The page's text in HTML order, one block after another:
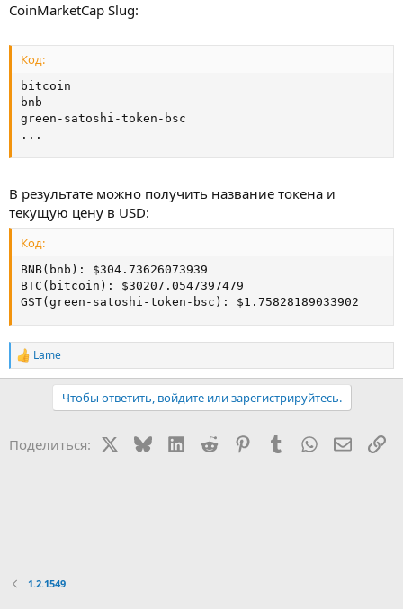
CoinMarketCap Slug:
Код:
bitcoin
bnb
green-satoshi-token-bsc
...
В результате можно получить название токена и
текущую цену в USD:
Код:
BNB(bnb): $304.73626073939
BTC(bitcoin): $30207.0547397479
GST(green-satoshi-token-bsc): $1.75828189033902
Р
е
и
Lame
Чтобы ответить, войдите или зарегистрируйтесь.
Поделиться: BlueskyLinkedIn
Reddit PinterestTumblr WhatsApp
1.2.1549